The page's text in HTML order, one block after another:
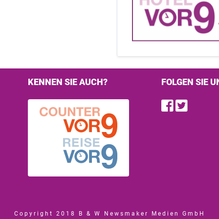
KENNEN SIE AUCH? FOLGEN SIE
Find
Copyright 2018 B & W Newsmaker Medien GmbH